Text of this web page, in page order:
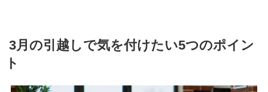
3月の引越しで気を付けたい5つのポイン
ト